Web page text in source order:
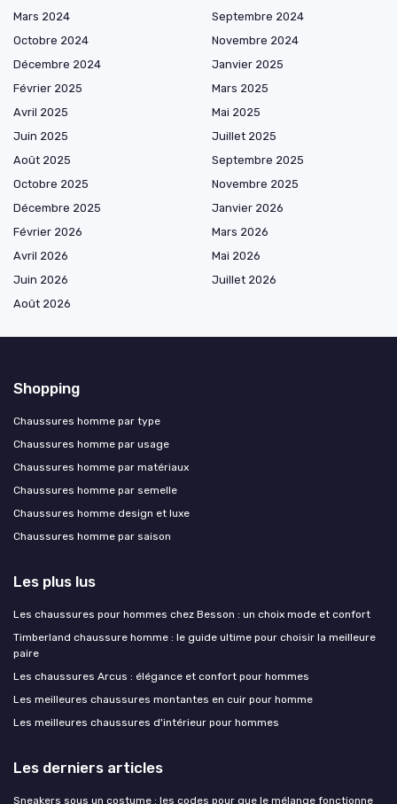
Mars 2024
Septembre 2024
Octobre 2024
Novembre 2024
Décembre 2024
Janvier 2025
Février 2025
Mars 2025
Avril 2025
Mai 2025
Juin 2025
Juillet 2025
Août 2025
Septembre 2025
Octobre 2025
Novembre 2025
Décembre 2025
Janvier 2026
Février 2026
Mars 2026
Avril 2026
Mai 2026
Juin 2026
Juillet 2026
Août 2026
Shopping
Chaussures homme par type
Chaussures homme par usage
Chaussures homme par matériaux
Chaussures homme par semelle
Chaussures homme design et luxe
Chaussures homme par saison
Les plus lus
Les chaussures pour hommes chez Besson : un choix mode et confort
Timberland chaussure homme : le guide ultime pour choisir la meilleure
paire
Les chaussures Arcus : élégance et confort pour hommes
Les meilleures chaussures montantes en cuir pour homme
Les meilleures chaussures d'intérieur pour hommes
Les derniers articles
Sneakers sous un costume : les codes pour que le mélange fonctionne